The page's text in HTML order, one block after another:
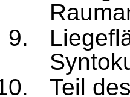
Teil